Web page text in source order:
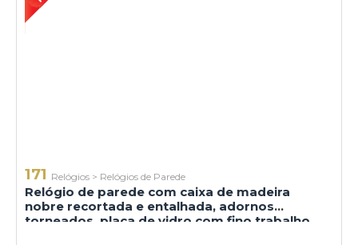
171 Relógios > Relógios de Parede
Relógio de parede com caixa de madeira
nobre recortada e entalhada, adornos
torneados, placa de vidro com fino trabalho